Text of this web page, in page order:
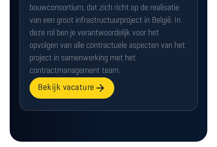
bouwconsortium, dat zich richt op de realisatie
van een groot infrastructuurproject in België. In
deze rol ben je verantwoordelijk voor het
opvolgen van alle contractuele aspecten van het
project in samenwerking met het
contractmanagement team.
Bekijk vacature